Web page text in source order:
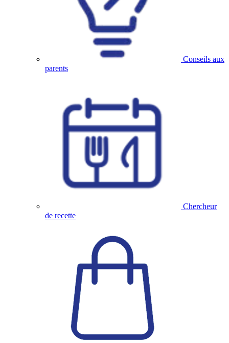
Conseils aux
parents
Chercheur
de recette